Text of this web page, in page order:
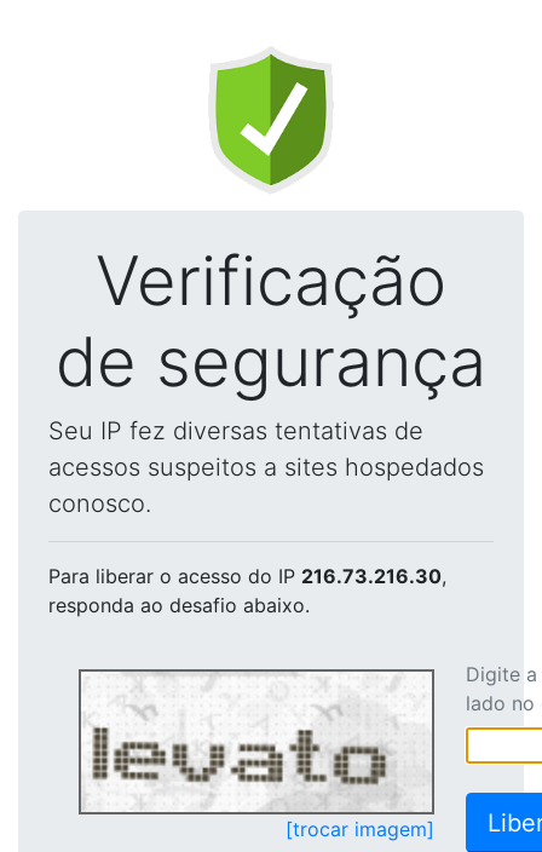
Verificação
de segurança
Seu IP fez diversas tentativas de
acessos suspeitos a sites hospedados
conosco.
Para liberar o acesso do IP 216.73.216.30,
responda ao desafio abaixo.
[trocar imagem]
Digite
lado no